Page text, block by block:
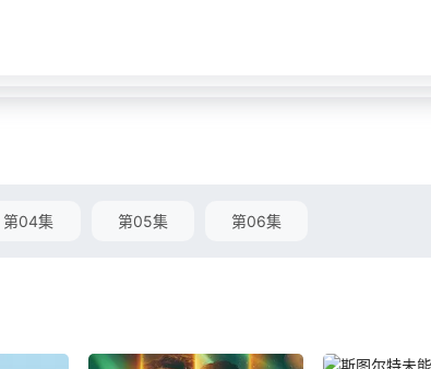
第04集 第05集 第06集